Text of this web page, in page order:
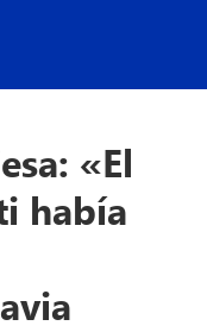
«El
había